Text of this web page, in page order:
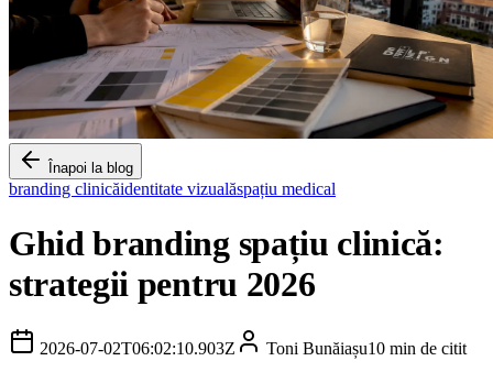
Înapoi la blog
branding clinicăidentitate vizualăspațiu medical
Ghid branding spațiu clinică:
strategii pentru 2026
2026-07-02T06:02:10.903Z Toni Bunăiașu10 min de citit